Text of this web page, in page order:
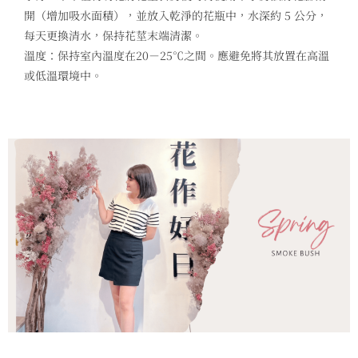
開（增加吸水面積），並放入乾淨的花瓶中，水深約 5 公分，
每天更換清水，保持花莖末端清潔。
溫度：保持室內溫度在20－25℃之間。應避免將其放置在高溫
或低溫環境中。